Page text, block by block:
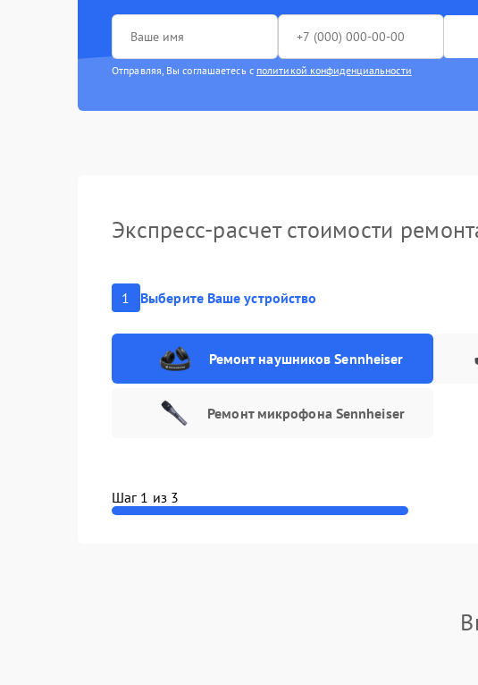
Отправляя, Вы соглашаетесь с политикой конфиденциальности
Экспресс-расчет стоимости
1 Выберите Ваше устройство
Ремонт наушников Sennheiser
Ремонт микрофона Sennheiser
Шаг 1 из 3